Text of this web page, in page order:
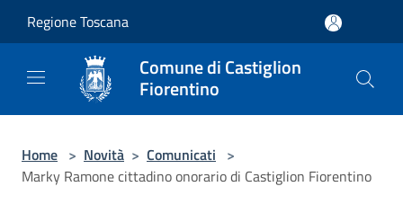
Regione Toscana
Comune di Castiglion
Fiorentino
Home > Novità > Comunicati >
Marky Ramone cittadino onorario di Castiglion Fiorentino